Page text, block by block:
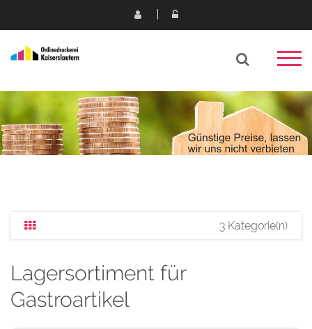
3 Kategorie(n)
Lagersortiment für
Gastroartikel